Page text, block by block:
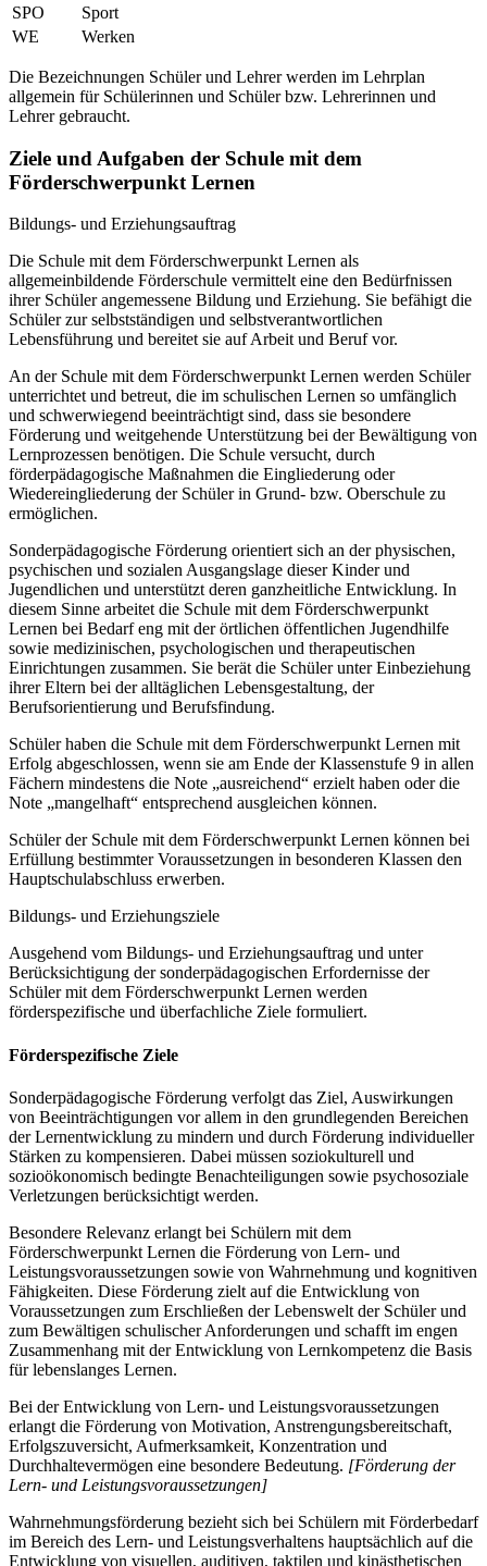
SPO
Sport
WE
Werken
Die Bezeichnungen Schüler und Lehrer werden im Lehrplan
allgemein für Schülerinnen und Schüler bzw. Lehrerinnen und
Lehrer gebraucht.
Ziele und Aufgaben der Schule mit dem
Förderschwerpunkt Lernen
Bildungs- und Erziehungsauftrag
Die Schule mit dem Förderschwerpunkt Lernen als
allgemeinbildende Förderschule vermittelt eine den Bedürfnissen
ihrer Schüler angemessene Bildung und Erziehung. Sie befähigt die
Schüler zur selbstständigen und selbstverantwortlichen
Lebensführung und bereitet sie auf Arbeit und Beruf vor.
An der Schule mit dem Förderschwerpunkt Lernen werden Schüler
unterrichtet und betreut, die im schulischen Lernen so umfänglich
und schwerwiegend beeinträchtigt sind, dass sie besondere
Förderung und weitgehende Unterstützung bei der Bewältigung von
Lernprozessen benötigen. Die Schule versucht, durch
förderpädagogische Maßnahmen die Eingliederung oder
Wiedereingliederung der Schüler in Grund- bzw. Oberschule zu
ermöglichen.
Sonderpädagogische Förderung orientiert sich an der physischen,
psychischen und sozialen Ausgangslage dieser Kinder und
Jugendlichen und unterstützt deren ganzheitliche Entwicklung. In
diesem Sinne arbeitet die Schule mit dem Förderschwerpunkt
Lernen bei Bedarf eng mit der örtlichen öffentlichen Jugendhilfe
sowie medizinischen, psychologischen und therapeutischen
Einrichtungen zusammen. Sie berät die Schüler unter Einbeziehung
ihrer Eltern bei der alltäglichen Lebensgestaltung, der
Berufsorientierung und Berufsfindung.
Schüler haben die Schule mit dem Förderschwerpunkt Lernen mit
Erfolg abgeschlossen, wenn sie am Ende der Klassenstufe 9 in allen
Fächern mindestens die Note „ausreichend“ erzielt haben oder die
Note „mangelhaft“ entsprechend ausgleichen können.
Schüler der Schule mit dem Förderschwerpunkt Lernen können bei
Erfüllung bestimmter Voraussetzungen in besonderen Klassen den
Hauptschulabschluss erwerben.
Bildungs- und Erziehungsziele
Ausgehend vom Bildungs- und Erziehungsauftrag und unter
Berücksichtigung der sonderpädagogischen Erfordernisse der
Schüler mit dem Förderschwerpunkt Lernen werden
förderspezifische und überfachliche Ziele formuliert.
Förderspezifische Ziele
Sonderpädagogische Förderung verfolgt das Ziel, Auswirkungen
von Beeinträchtigungen vor allem in den grundlegenden Bereichen
der Lernentwicklung zu mindern und durch Förderung individueller
Stärken zu kompensieren. Dabei müssen soziokulturell und
sozioökonomisch bedingte Benachteiligungen sowie psychosoziale
Verletzungen berücksichtigt werden.
Besondere Relevanz erlangt bei Schülern mit dem
Förderschwerpunkt Lernen die Förderung von Lern- und
Leistungsvoraussetzungen sowie von Wahrnehmung und kognitiven
Fähigkeiten. Diese Förderung zielt auf die Entwicklung von
Voraussetzungen zum Erschließen der Lebenswelt der Schüler und
zum Bewältigen schulischer Anforderungen und schafft im engen
Zusammenhang mit der Entwicklung von Lernkompetenz die Basis
für lebenslanges Lernen.
Bei der Entwicklung von Lern- und Leistungsvoraussetzungen
erlangt die Förderung von Motivation, Anstrengungsbereitschaft,
Erfolgszuversicht, Aufmerksamkeit, Konzentration und
Durchhaltevermögen eine besondere Bedeutung. [Förderung der
Lern- und Leistungsvoraussetzungen]
Wahrnehmungsförderung bezieht sich bei Schülern mit Förderbedarf
im Bereich des Lern- und Leistungsverhaltens hauptsächlich auf die
Entwicklung von visuellen, auditiven, taktilen und kinästhetischen